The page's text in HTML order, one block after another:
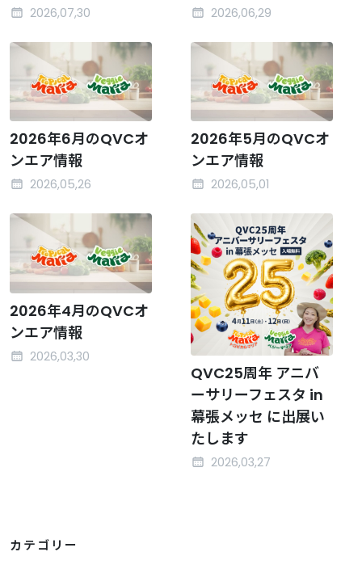
2026,07,30 2026,06,29
2026年6月のQVCオ
ンエア情報
2026,05,26
2026年5月のQVCオ
ンエア情報
2026,05,01
2026年4月のQVCオ
ンエア情報
2026,03,30
QVC25周年 アニバ
ーサリーフェスタ in
幕張メッセ に出展い
たします
2026,03,27
カテゴリー